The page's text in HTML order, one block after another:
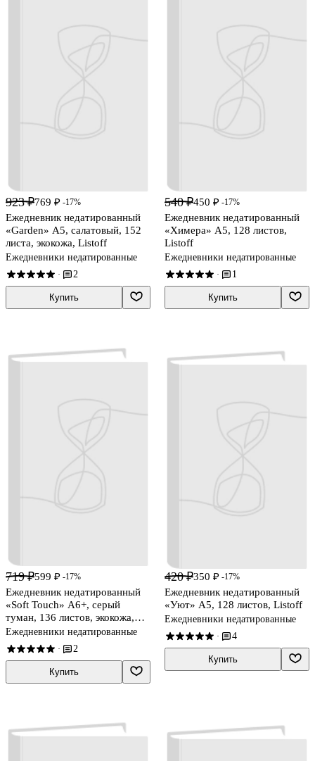
923 ₽769 ₽ -17%
Ежедневник недатированный
«Garden» А5, салатовый, 152
листа, экокожа, Listoff
Ежедневники недатированные
· 2
Купить
540 ₽450 ₽ -17%
Ежедневник недатированный
«Химера» А5, 128 листов,
Listoff
Ежедневники недатированные
· 1
Купить
719 ₽599 ₽ -17%
Ежедневник недатированный
«Soft Touch» А6+, серый
туман, 136 листов, экокожа,
Listoff
Ежедневники недатированные
· 2
Купить
420 ₽350 ₽ -17%
Ежедневник недатированный
«Уют» А5, 128 листов, Listoff
Ежедневники недатированные
· 4
Купить